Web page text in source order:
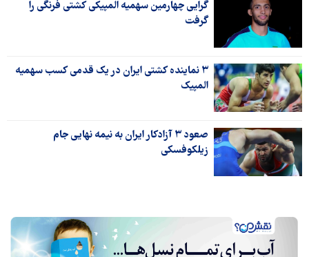
گرایی چهارمین سهمیه المپیکی کشتی فرنگی را
گرفت
۳ نماینده کشتی ایران در یک قدمی کسب سهمیه
المپیک
صعود ۳ آزادکار ایران به نیمه نهایی جام
زیلکوفسکی